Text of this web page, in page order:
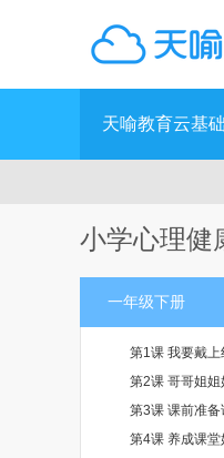
天喻教育云基
小学心理健
一年级下册
第1课 我要戴上
第2课 哥哥姐姐
第3课 课前准备
第4课 养成课堂